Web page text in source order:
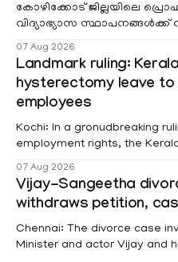
കോഴിക്കോട് ജില്ലയിലെ
വിദ്യാഭ്യാസ സ്ഥാപനങ്ങൾക്ക്
07 Aug 2026
Landmark ruling:
hysterectomy leave
employees
Kochi: In a gronudbreaking
employment rights, the
projects are eligible for paid
hysterectomy surgery under
(KSR). The court noted that since essential benefits like
maternity
07 Aug 2026
Vijay-Sangeetha
withdraws petition,
Chennai: The divorce case
Minister and actor Vijay and